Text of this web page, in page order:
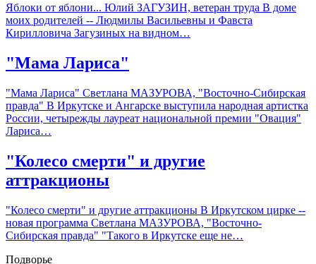
Яблоки от яблони... Юлий ЗАГУЗИН, ветеран труда В доме
моих родителей -- Людмилы Васильевны и Фавста
Кирилловича Загузиных на видном…
"Мама Лариса"
"Мама Лариса" Светлана МАЗУРОВА, "Восточно-Сибирская
правда" В Иркутске и Ангарске выступила народная артистка
России, четырежды лауреат национальной премии "Овация"
Лариса…
"Колесо смерти" и другие
аттракционы
"Колесо смерти" и другие аттракционы В Иркутском цирке --
новая программа Светлана МАЗУРОВА, "Восточно-
Сибирская правда" "Такого в Иркутске еще не…
Подворье